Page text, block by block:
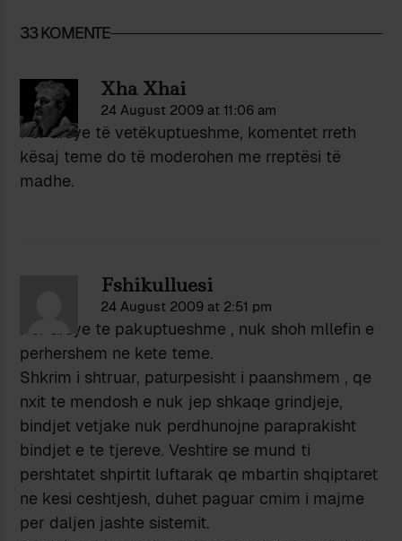
33 KOMENTE
Xha Xhai
24 August 2009 at 11:06 am
Për arsye të vetëkuptueshme, komentet rreth
kësaj teme do të moderohen me rreptësi të
madhe.
Fshikulluesi
24 August 2009 at 2:51 pm
Per arsye te pakuptueshme , nuk shoh mllefin e
perhershem ne kete teme.
Shkrim i shtruar, paturpesisht i paanshmem , qe
nxit te mendosh e nuk jep shkaqe grindjeje,
bindjet vetjake nuk perdhunojne paraprakisht
bindjet e te tjereve. Veshtire se mund ti
pershtatet shpirtit luftarak qe mbartin shqiptaret
ne kesi ceshtjesh, duhet paguar cmim i majme
per daljen jashte sistemit.